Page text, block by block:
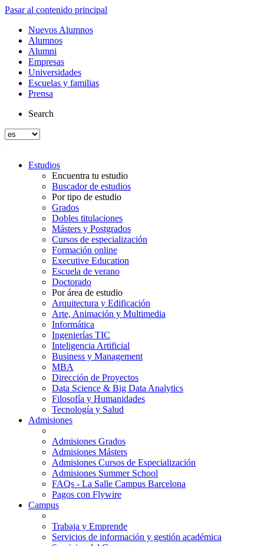
Pasar al contenido principal
Nuevos Alumnos
Alumnos
Alumni
Empresas
Universidades
Escuelas y familias
Prensa
Search
Estudios
Encuentra tu estudio
Buscador de estudios
Por tipo de estudio
Grados
Dobles titulaciones
Másters y Postgrados
Cursos de especialización
Formación online
Executive Education
Escuela de verano
Doctorado
Por área de estudio
Arquitectura y Edificación
Arte, Animación y Multimedia
Informática
Ingenierías TIC
Inteligencia Artificial
Business y Management
MBA
Dirección de Proyectos
Data Science & Big Data Analytics
Filosofía y Humanidades
Tecnología y Salud
Admisiones
Admisiones Grados
Admisiones Másters
Admisiones Cursos de Especialización
Admisiones Summer School
FAQs - La Salle Campus Barcelona
Pagos con Flywire
Campus
Trabaja y Emprende
Servicios de información y gestión académica